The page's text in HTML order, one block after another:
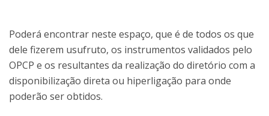
Poderá encontrar neste espaço, que é de todos os que
dele fizerem usufruto, os instrumentos validados pelo
OPCP e os resultantes da realização do diretório com a
disponibilização direta ou hiperligação para onde
poderão ser obtidos.